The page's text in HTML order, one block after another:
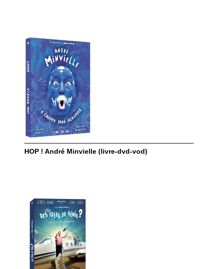
HOP ! André Minvielle (livre-dvd-vod)